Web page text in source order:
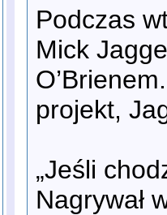
Podczas
Mick
projekt,
„Jeśli
Nagrywał